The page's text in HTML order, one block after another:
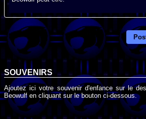
SOUVENIRS
Ajoutez ici votre souvenir d'enfance sur le
Beowulf en cliquant sur le bouton ci-dessous.